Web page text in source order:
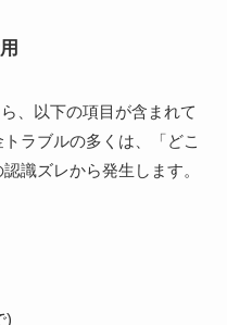
、以下の項目が含まれて
ラブルの多くは、「どこ
識ズレから発生します。
)